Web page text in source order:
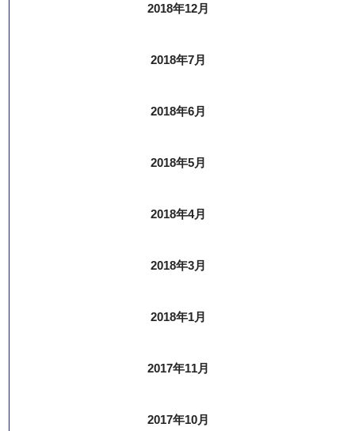
2018年12月
2018年7月
2018年6月
2018年5月
2018年4月
2018年3月
2018年1月
2017年11月
2017年10月